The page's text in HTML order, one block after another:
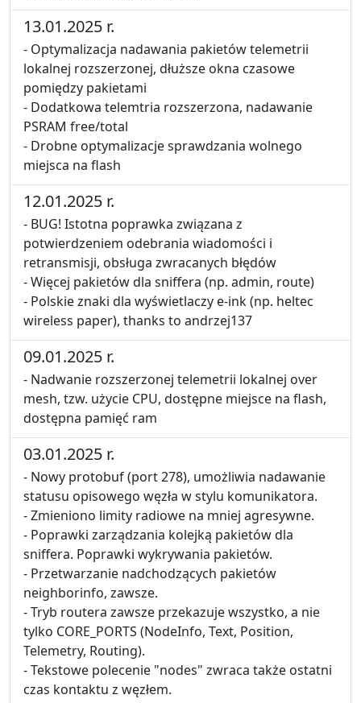
13.01.2025 r.
- Optymalizacja nadawania pakietów telemetrii
lokalnej rozszerzonej, dłuższe okna czasowe
pomiędzy pakietami
- Dodatkowa telemtria rozszerzona, nadawanie
PSRAM free/total
- Drobne optymalizacje sprawdzania wolnego
miejsca na flash
12.01.2025 r.
- BUG! Istotna poprawka związana z
potwierdzeniem odebrania wiadomości i
retransmisji, obsługa zwracanych błędów
- Więcej pakietów dla sniffera (np. admin, route)
- Polskie znaki dla wyświetlaczy e-ink (np. heltec
wireless paper), thanks to andrzej137
09.01.2025 r.
- Nadwanie rozszerzonej telemetrii lokalnej over
mesh, tzw. użycie CPU, dostępne miejsce na flash,
dostępna pamięć ram
03.01.2025 r.
- Nowy protobuf (port 278), umożliwia nadawanie
statusu opisowego węzła w stylu komunikatora.
- Zmieniono limity radiowe na mniej agresywne.
- Poprawki zarządzania kolejką pakietów dla
sniffera. Poprawki wykrywania pakietów.
- Przetwarzanie nadchodzących pakietów
neighborinfo, zawsze.
- Tryb routera zawsze przekazuje wszystko, a nie
tylko CORE_PORTS (NodeInfo, Text, Position,
Telemetry, Routing).
- Tekstowe polecenie "nodes" zwraca także ostatni
czas kontaktu z węzłem.